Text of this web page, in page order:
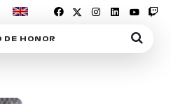
DE HONOR